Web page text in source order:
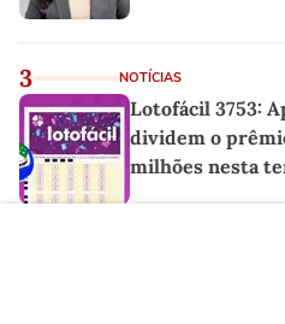
3 NOTÍCIAS
Lotofácil 3753:
dividem o
milhões nesta